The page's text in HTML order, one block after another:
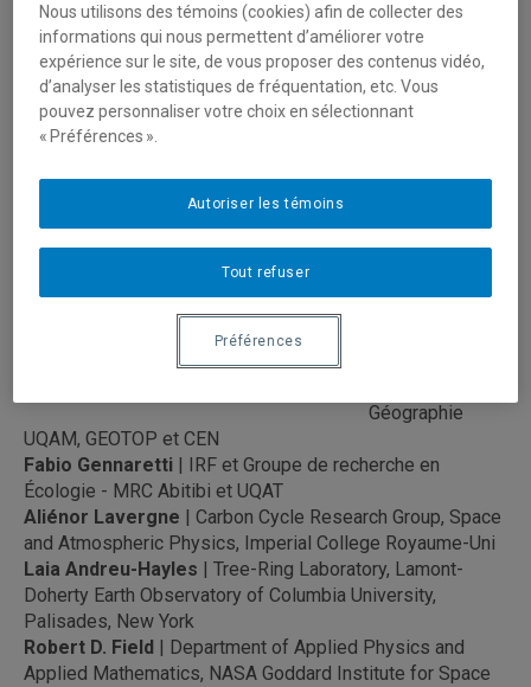
Géographie
UQAM, GEOTOP
et CEN
Étienne
UQAM, GEOTOP
Anne de Vernal
| Sciences de la
Géographie
UQAM, GEOTOP et CEN
Fabio Gennaretti | IRF et Groupe de recherche en
Écologie - MRC Abitibi et UQAT
Aliénor Lavergne | Carbon Cycle Research Group, Space
and Atmospheric Physics, Imperial College Royaume-Uni
Laia Andreu-Hayles | Tree-Ring Laboratory, Lamont-
Doherty Earth Observatory of Columbia University,
Palisades, New York
Robert D. Field | Department of Applied Physics and
Applied Mathematics, NASA Goddard Institute for Space
Nous utilisons des témoins (cookies) afin de collecter des
informations qui nous permettent d’améliorer votre
expérience sur le site, de vous proposer des contenus vidéo,
d’analyser les statistiques de fréquentation, etc. Vous
pouvez personnaliser votre choix en sélectionnant
« Préférences ».
Tout refuser
Autoriser les témoins
Préférences